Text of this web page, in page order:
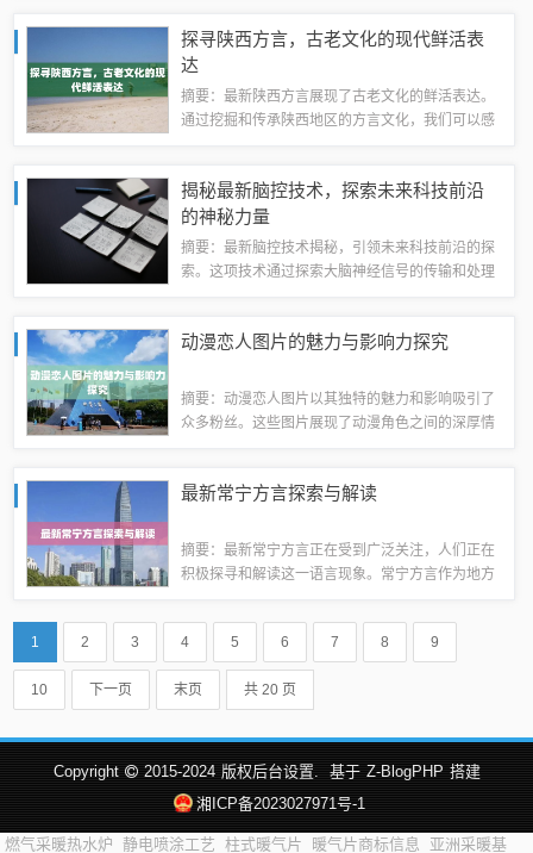
丰田86车型，为购车决策提供参考。...
探寻陕西方言，古老文化的现代鲜活表
达
摘要：最新陕西方言展现了古老文化的鲜活表达。
通过挖掘和传承陕西地区的方言文化，我们可以感
了现代生活的元素，展现出陕西方言的魅力和...
揭秘最新脑控技术，探索未来科技前沿
的神秘力量
摘要：最新脑控技术揭秘，引领未来科技前沿的探
索。这项技术通过探索大脑神经信号的传输和处理
领域带来革命性的变革。随着技术的不断进步...
动漫恋人图片的魅力与影响力探究
摘要：动漫恋人图片以其独特的魅力和影响吸引了
众多粉丝。这些图片展现了动漫角色之间的深厚情
恋爱观和审美观念，成为了一种流行的文化现...
最新常宁方言探索与解读
摘要：最新常宁方言正在受到广泛关注，人们正在
积极探寻和解读这一语言现象。常宁方言作为地方
的语言特点。本文通过探索常宁方言的语音、词
汇、语法等方面，揭示其独特性和魅力，同时解...
1 2 3 4 5 6 7 8 9
10 下一页 末页 共 20 页
Copyright 2015-2024 版权后台设置. 基于 Z-BlogPHP 搭建
湘ICP备2023027971号-1
燃气采暖热水炉 静电喷涂工艺 柱式暖气片 暖气片商标信息 亚洲采暖基